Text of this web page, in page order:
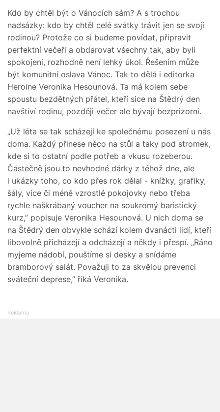
Kdo by chtěl být o Vánocích sám? A s trochou
nadsázky: kdo by chtěl celé svátky trávit jen se svojí
rodinou? Protože co si budeme povídat, připravit
perfektní večeři a obdarovat všechny tak, aby byli
spokojeni, rozhodně není lehký úkol. Řešením může
být komunitní oslava Vánoc. Tak to dělá i editorka
Heroine Veronika Hesounová. Ta má kolem sebe
spoustu bezdětných přátel, kteří sice na Štědrý den
navštíví rodinu, později večer ale bývají bezprizorní.
„Už léta se tak scházejí ke společnému posezení u nás
doma. Každý přinese něco na stůl a taky pod stromek,
kde si to ostatní podle potřeb a vkusu rozeberou.
Částečně jsou to nevhodné dárky z téhož dne, ale
i ukázky toho, co kdo přes rok dělal - knížky, grafiky,
šály, více či méně vzrostlé pokojovky nebo třeba
rychle naškrábaný voucher na soukromý baristický
kurz,” popisuje Veronika Hesounová. U nich doma se
na Štědrý den obvykle schází kolem dvanácti lidí, kteří
libovolně přicházejí a odcházejí a někdy i přespí. „Ráno
myjeme nádobí, pouštíme si desky a snídáme
bramborový salát. Považuji to za skvělou prevenci
sváteční deprese,” říká Veronika.